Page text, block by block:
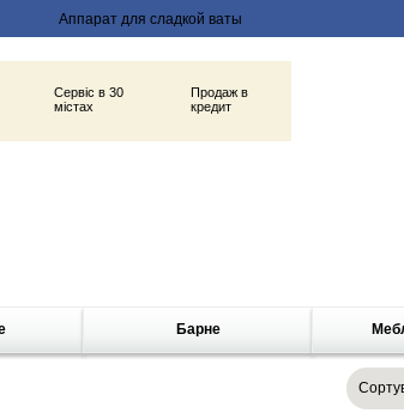
Сервіс в 30
містах
Продаж в
кредит
Барне